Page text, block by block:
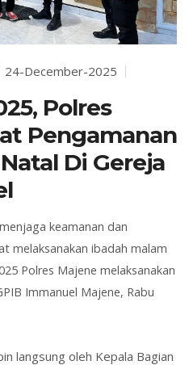
24-December-2025
Polres
Pengamanan
Di Gereja
keamanan dan
melaksanakan ibadah malam
Polres Majene melaksanakan
Immanuel Majene, Rabu
langsung oleh Kepala Bagian